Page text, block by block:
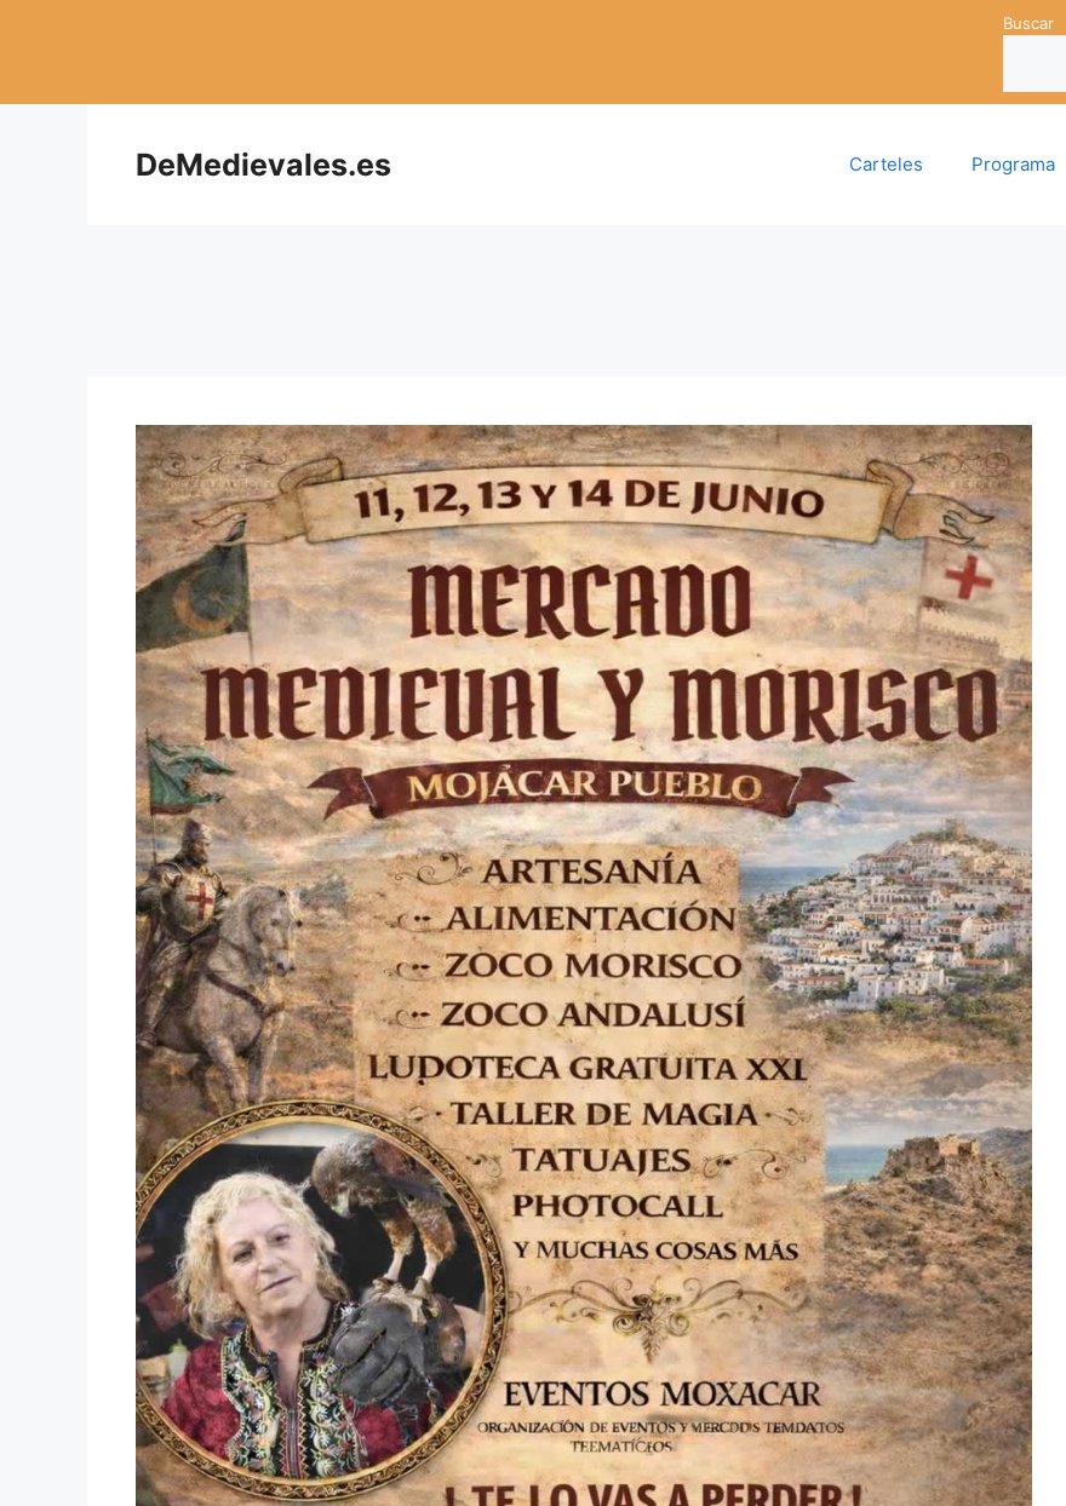
Buscar
DeMedievales.es Carteles Programa